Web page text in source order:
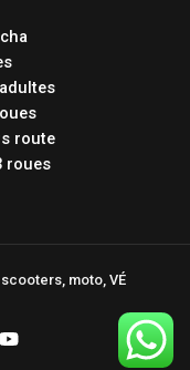
route
roues
moto, VÉ